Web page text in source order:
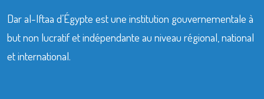
Dar al-Iftaa d’Égypte est une institution gouvernementale à
but non lucratif et indépendante au niveau régional, national
et international.